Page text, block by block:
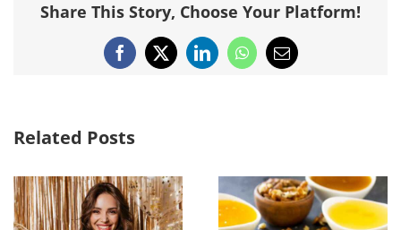
Share This Story, Choose Your Platform!
Facebook
X LinkedInWhatsApp
Email
Related Posts